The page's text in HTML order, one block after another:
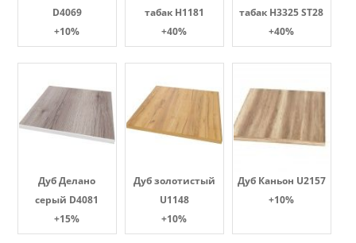
D4069
+10%
табак Н1181
+40%
табак H3325 ST28
+40%
Дуб Делано
серый D4081
+15%
Дуб золотистый
U1148
+10%
Дуб Каньон U2157
+10%